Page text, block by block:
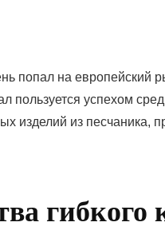
попал на европейский
пользуется успехом
изделий из песчаника,
гибкого